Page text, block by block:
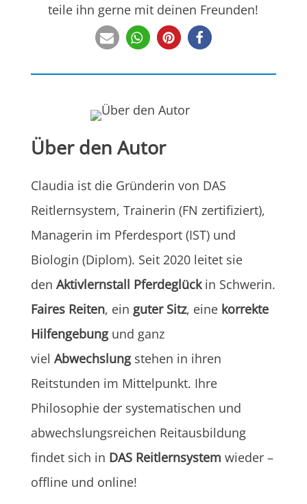
teile ihn gerne mit deinen Freunden!
Über den Autor
Claudia ist die Gründerin von DAS
Reitlernsystem, Trainerin (FN zertifiziert),
Managerin im Pferdesport (IST) und
Biologin (Diplom). Seit 2020 leitet sie
den Aktivlernstall Pferdeglück in Schwerin.
Faires Reiten, ein guter Sitz, eine korrekte
Hilfengebung und ganz
viel Abwechslung stehen in ihren
Reitstunden im Mittelpunkt. Ihre
Philosophie der systematischen und
abwechslungsreichen Reitausbildung
findet sich in DAS Reitlernsystem wieder –
offline und online!